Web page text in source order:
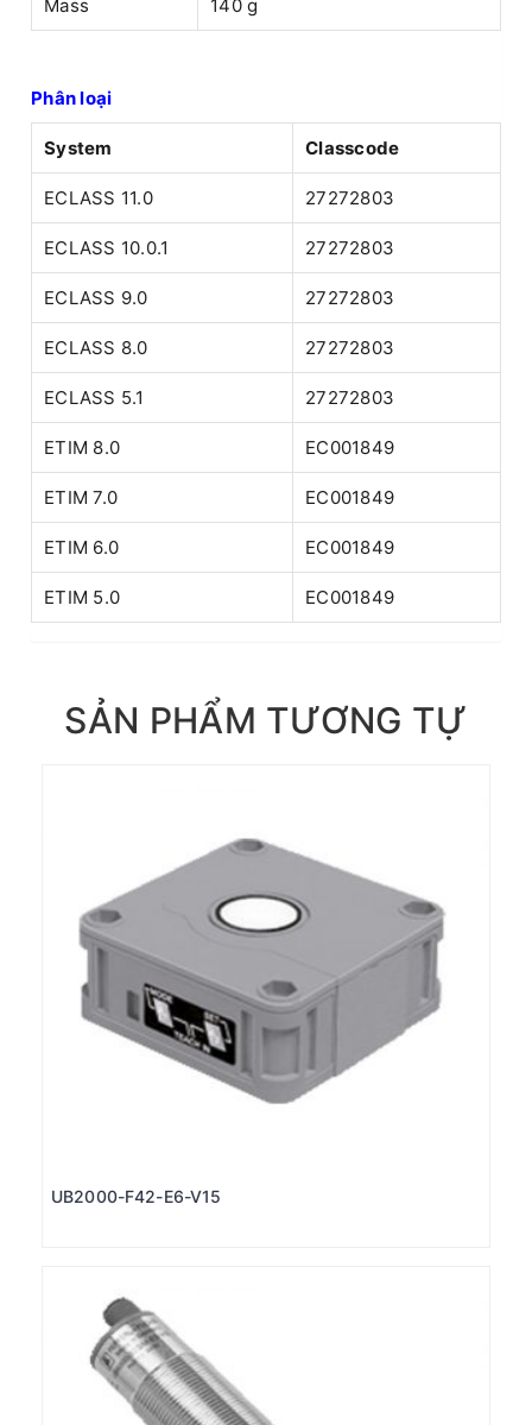
Mass 140 g
Phân loại
System Classcode
ECLASS 11.0 27272803
ECLASS 10.0.1 27272803
ECLASS 9.0 27272803
ECLASS 8.0 27272803
ECLASS 5.1 27272803
ETIM 8.0 EC001849
ETIM 7.0 EC001849
ETIM 6.0 EC001849
ETIM 5.0 EC001849
SẢN PHẨM TƯƠNG TỰ
UB2000-F42-E6-V15